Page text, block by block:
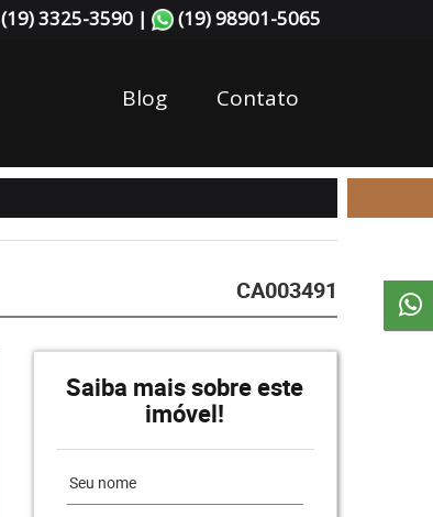
(19) 3325-3590 | (19) 98901-5065
Blog Contato
CA003491
Saiba mais sobre este
imóvel!